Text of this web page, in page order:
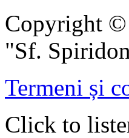
Copyright ©
"Sf.
Termeni și
Click to